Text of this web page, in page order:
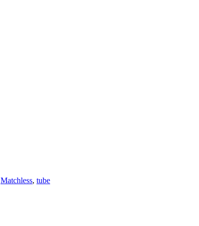
Matchless, tube